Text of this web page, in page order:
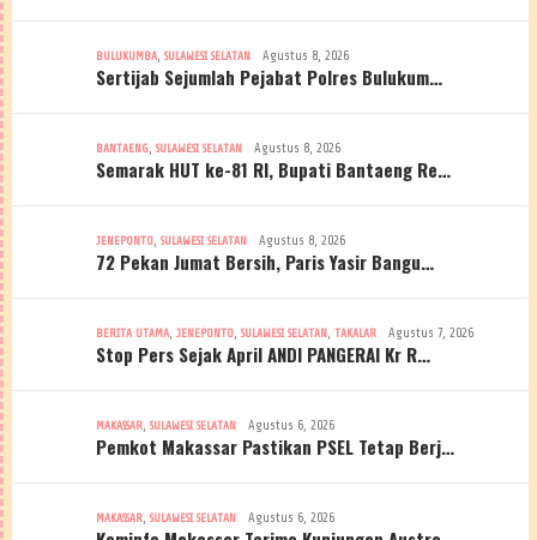
BULUKUMBA, SULAWESI SELATAN Agustus 8, 2026
Sertijab Sejumlah Pejabat Polres Bulukum…
BANTAENG, SULAWESI SELATAN Agustus 8, 2026
Semarak HUT ke-81 RI, Bupati Bantaeng Re…
JENEPONTO, SULAWESI SELATAN Agustus 8, 2026
72 Pekan Jumat Bersih, Paris Yasir Bangu…
BERITA UTAMA, JENEPONTO, SULAWESI SELATAN, TAKALAR Agustus 7, 2026
Stop Pers Sejak April ANDI PANGERAI Kr R…
MAKASSAR, SULAWESI SELATAN Agustus 6, 2026
Pemkot Makassar Pastikan PSEL Tetap Berj…
MAKASSAR, SULAWESI SELATAN Agustus 6, 2026